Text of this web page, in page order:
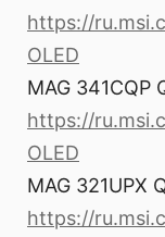
https://
OLED
MAG 341CQP
https://
OLED
MAG 321UPX
https://